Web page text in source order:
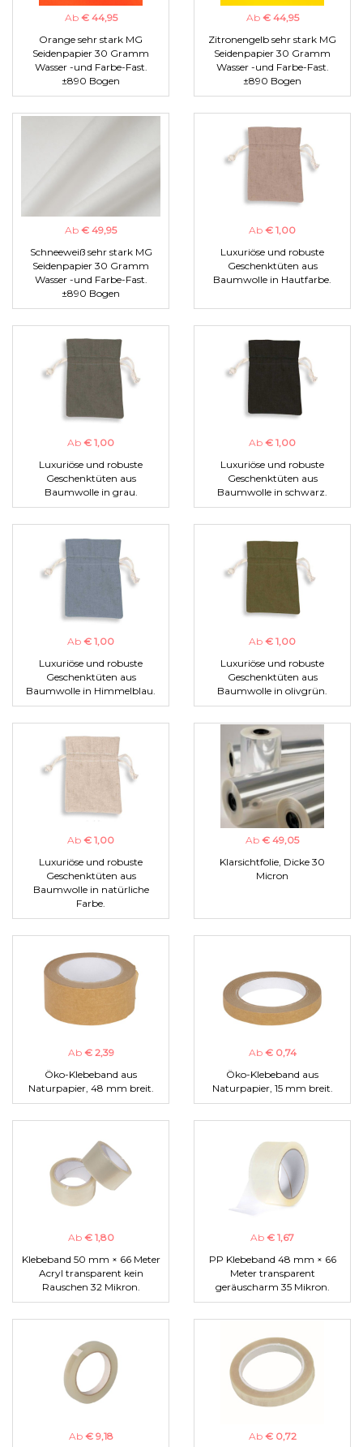
Ab € 44,95
Orange sehr stark MG
Seidenpapier 30 Gramm
Wasser -und Farbe-Fast.
±890 Bogen
Ab € 44,95
Zitronengelb sehr stark MG
Seidenpapier 30 Gramm
Wasser -und Farbe-Fast.
±890 Bogen
Ab € 49,95
Schneeweiß sehr stark MG
Seidenpapier 30 Gramm
Wasser -und Farbe-Fast.
±890 Bogen
Ab € 1,00
Luxuriöse und robuste
Geschenktüten aus
Baumwolle in Hautfarbe.
Ab € 1,00
Luxuriöse und robuste
Geschenktüten aus
Baumwolle in grau.
Ab € 1,00
Luxuriöse und robuste
Geschenktüten aus
Baumwolle in schwarz.
Ab € 1,00
Luxuriöse und robuste
Geschenktüten aus
Baumwolle in Himmelblau.
Ab € 1,00
Luxuriöse und robuste
Geschenktüten aus
Baumwolle in olivgrün.
Ab € 1,00
Luxuriöse und robuste
Geschenktüten aus
Baumwolle in natürliche
Farbe.
Ab € 49,05
Klarsichtfolie, Dicke 30
Micron
Ab € 2,39
Öko-Klebeband aus
Naturpapier, 48 mm breit.
Ab € 0,74
Öko-Klebeband aus
Naturpapier, 15 mm breit.
Ab € 1,80
Klebeband 50 mm × 66 Meter
Acryl transparent kein
Rauschen 32 Mikron.
Ab € 1,67
PP Klebeband 48 mm × 66
Meter transparent
geräuscharm 35 Mikron.
Ab € 9,18
Ab € 0,72